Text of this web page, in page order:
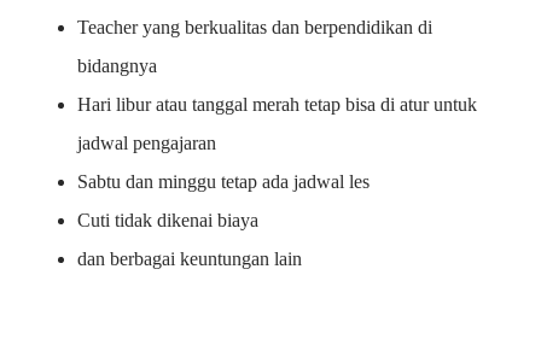
Teacher yang berkualitas dan berpendidikan di
bidangnya
Hari libur atau tanggal merah tetap bisa di atur untuk
jadwal pengajaran
Sabtu dan minggu tetap ada jadwal les
Cuti tidak dikenai biaya
dan berbagai keuntungan lain